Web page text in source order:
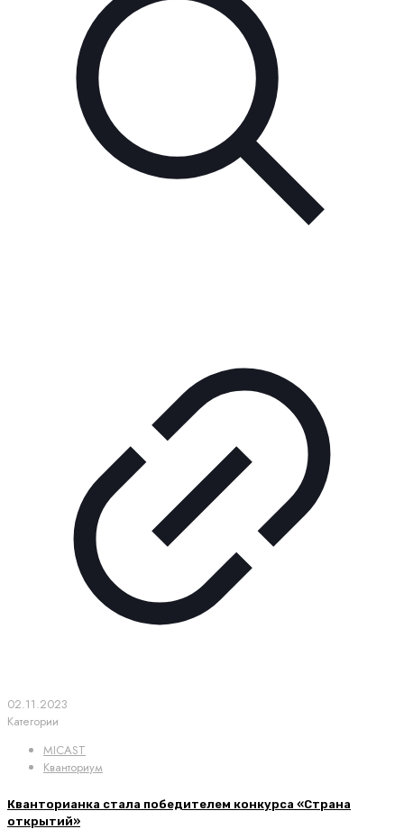
02.11.2023
Категории
MICAST
Кванториум
Кванторианка стала победителем конкурса «Страна
открытий»